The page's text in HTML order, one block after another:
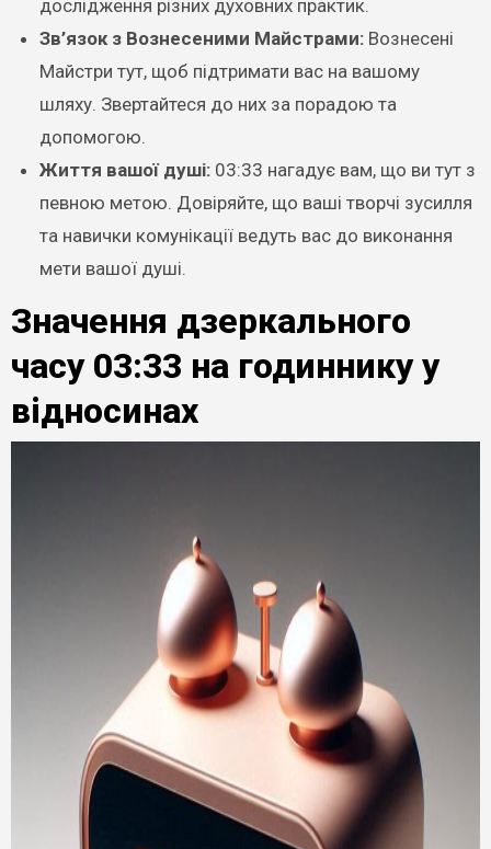
дослідження різних духовних практик.
Зв’язок з Вознесеними Майстрами:Вознесені
Майстри тут, щоб підтримати вас на вашому
шляху. Звертайтеся до них за порадою та
допомогою.
Життя вашої душі:03:33 нагадує вам, що ви тут з
певною метою. Довіряйте, що ваші творчі зусилля
та навички комунікації ведуть вас до виконання
мети вашої душі.
Значення дзеркального
часу 03:33 на годиннику у
відносинах